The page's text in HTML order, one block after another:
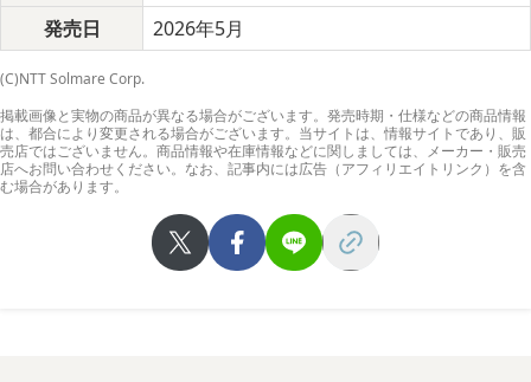
発売日
2026年5月
(C)NTT Solmare Corp.
掲載画像と実物の商品が異なる場合がございます。発売時期・仕様などの商品情報
は、都合により変更される場合がございます。当サイトは、情報サイトであり、販
売店ではございません。商品情報や在庫情報などに関しましては、メーカー・販売
店へお問い合わせください。なお、記事内には広告（アフィリエイトリンク）を含
む場合があります。